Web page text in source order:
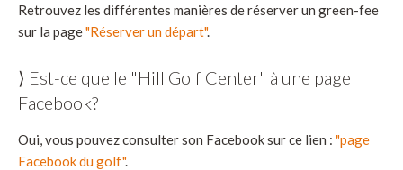
Retrouvez les différentes manières de réserver un green-fee
sur la page"Réserver un départ".
⟩ Est-ce que le "Hill Golf Center" à une page
Facebook?
Oui, vous pouvez consulter son Facebook sur ce lien : "page
Facebook du golf".